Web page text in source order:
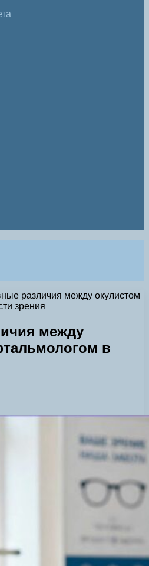
различия между окулистом
зрения
между
в